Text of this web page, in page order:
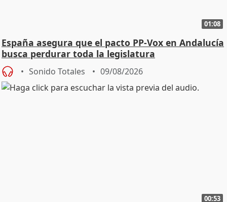
01:08
España asegura que el pacto PP-Vox en Andalucía
busca perdurar toda la legislatura
Sonido Totales 09/08/2026
00:53